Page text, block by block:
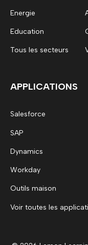
Energie
Education
Tous les secteurs
APPLICATIONS
Salesforce
SAP
Dynamics
Workday
Outils maison
Voir toutes les